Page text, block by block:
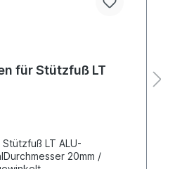
für Stützfuß LT
LT ALU-
20mm /